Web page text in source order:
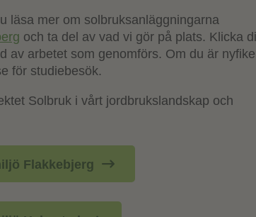
läsa mer om solbruksanläggningarna
och ta del av vad vi gör på plats. Klicka
av arbetet som genomförs. Om du är
för studiebesök.
Solbruk i vårt jordbrukslandskap och
Flakkebjerg